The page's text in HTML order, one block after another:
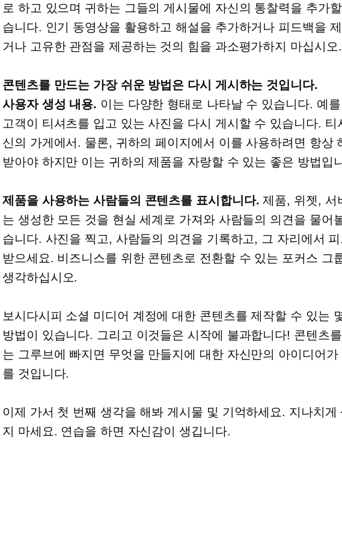
로 하고 있으며 귀하는 그들의 게시물에 자신의 통찰력을 추가
습니다. 인기 동영상을 활용하고 해설을 추가하거나 피드백을
거나 고유한 관점을 제공하는 것의 힘을 과소평가하지 마십시오.
콘텐츠를 만드는 가장 쉬운 방법은 다시 게시하는 것입니다.
사용자 생성 내용. 이는 다양한 형태로 나타날 수 있습니다. 예
고객이 티셔츠를 입고 있는 사진을 다시 게시할 수 있습니다. 티
신의 가게에서. 물론, 귀하의 페이지에서 이를 사용하려면 항상
받아야 하지만 이는 귀하의 제품을 자랑할 수 있는 좋은 방법입
제품을 사용하는 사람들의 콘텐츠를 표시합니다. 제품, 위젯, 서
는 생성한 모든 것을 현실 세계로 가져와 사람들의 의견을 물어
습니다. 사진을 찍고, 사람들의 의견을 기록하고, 그 자리에서
받으세요. 비즈니스를 위한 콘텐츠로 전환할 수 있는 포커스 그
생각하십시오.
보시다시피 소셜 미디어 계정에 대한 콘텐츠를 제작할 수 있는
방법이 있습니다. 그리고 이것들은 시작에 불과합니다! 콘텐츠
는 그루브에 빠지면 무엇을 만들지에 대한 자신만의 아이디어가
를 것입니다.
이제 가서 첫 번째 생각을 해봐 게시물 및 기억하세요. 지나치게
지 마세요. 연습을 하면 자신감이 생깁니다.